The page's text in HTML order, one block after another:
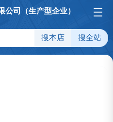
司（生产型企业）
搜本店 搜全站